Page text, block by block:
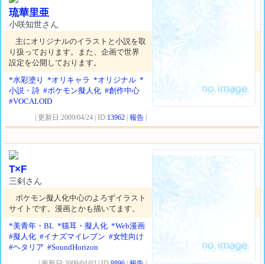
琉華里亜
小咲知世さん
主にオリジナルのイラストと小説を取
り扱っております。また、企画で世界
設定を公開しております。
*水彩塗り
*オリキャラ *オリジナル *
小説・詩 #ポケモン擬人化 #創作中心
#VOCALOID
| 更新日:2009/04/24 | ID:13962 |報告
T×F
三剣さん
ポケモン擬人化中心のよろずイラスト
サイトです。漫画とかも描いてます。
*美青年・BL *猫耳・擬人化 *Web漫画
#擬人化 #イナズマイレブン #女性向け
#ヘタリア #SoundHorizon